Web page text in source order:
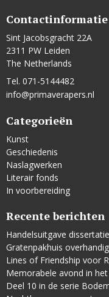
Contactinformatie
Sint Jacobsgracht 22A
2311 PW Leiden
The Netherlands
Tel. 071-5144482
info@primaverapers.nl
Categorieën
Kunst
Geschiedenis
Naslagwerken
Literair fonds
In voorbereiding
Recente berichten
Handelsuitgave
Gratenpakhuis
Lines of Friendship voor
Memorabele avond in